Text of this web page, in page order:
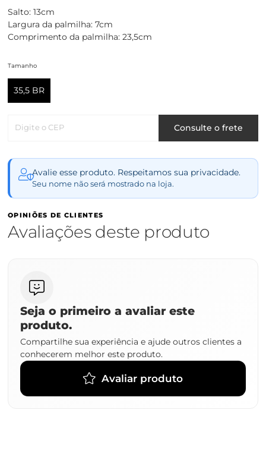
Salto: 13cm
Largura da palmilha: 7cm
Comprimento da palmilha: 23,5cm
Tamanho
35,5 BR
Digite o CEP Consulte o frete
Avalie esse produto. Respeitamos sua privacidade.
Seu nome não será mostrado na loja.
OPINIÕES DE CLIENTES
Avaliações deste produto
Seja o primeiro a avaliar este
produto.
Compartilhe sua experiência e ajude outros clientes a
conhecerem melhor este produto.
Avaliar produto